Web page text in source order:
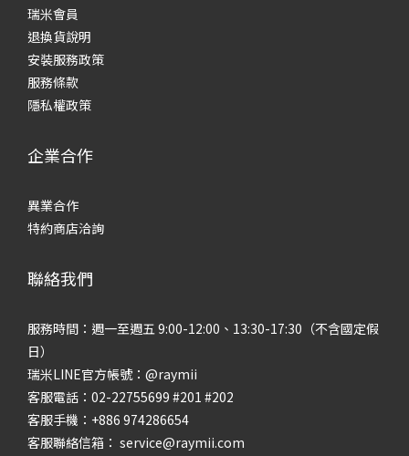
瑞米會員
退換貨說明
安裝服務政策
服務條款
隱私權政策
企業合作
異業合作
特約商店洽詢
聯絡我們
服務時間：週一至週五 9:00-12:00、13:30-17:30（不含國定假
日）
瑞米LINE官方帳號：@raymii
客服電話：02-22755699 #201 #202
客服手機：+886 974286654
客服聯絡信箱： service@raymii.com